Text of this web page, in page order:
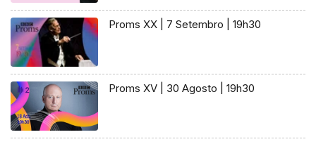
Proms XX | 7 Setembro | 19h30
Proms XV | 30 Agosto | 19h30